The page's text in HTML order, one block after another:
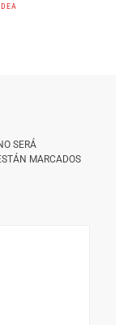
SERÁ
MARCADOS